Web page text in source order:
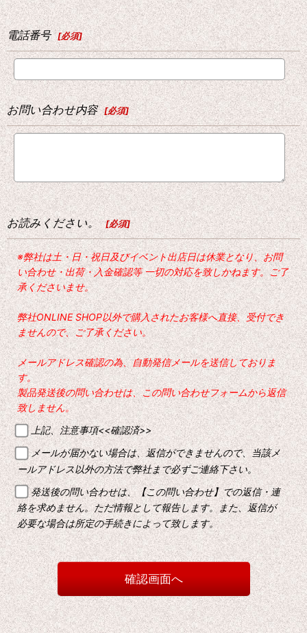
電話番号 [必須]
お問い合わせ内容 [必須]
お読みください。 [必須]
※弊社は土・日・祝日及びイベント出店日は休業となり、お問
い合わせ・出荷・入金確認等 一切の対応を致しかねます。ご了
承くださいませ。
弊社ONLINE SHOP以外で購入されたお客様へ直接、受付でき
ませんので、ご了承ください。
メールアドレス確認の為、自動発信メールを送信しておりま
す。
製品発送後の問い合わせは、この問い合わせフォームから返信
致しません。
上記、注意事項<<確認済>>
メールが届かない場合は、返信ができませんので、当該メ
ールアドレス以外の方法で弊社まで必ずご連絡下さい。
発送後の問い合わせは、【この問い合わせ】での返信・連
絡を求めません。ただ情報として報告します。また、返信が
必要な場合は所定の手続きによって致します。
確認画面へ